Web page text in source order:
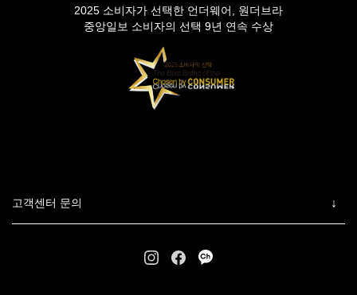
2025 소비자가 선택한 언더웨어, 원더브라
중앙일보 소비자의 선택 9년 연속 수상
고객센터 문의